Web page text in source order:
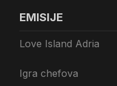
EMISIJE
Love Island Adria
Igra chefova